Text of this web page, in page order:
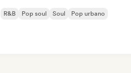
R&B Pop soul Soul Pop urbano